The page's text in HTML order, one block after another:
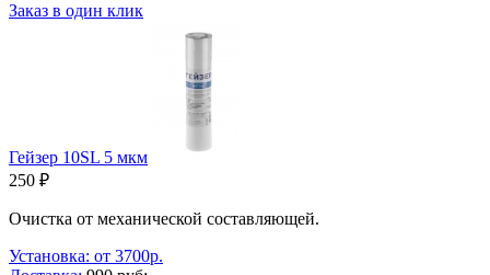
Заказ в один клик
Гейзер 10SL 5 мкм
250 ₽
Очистка от механической составляющей.
Установка: от 3700р.